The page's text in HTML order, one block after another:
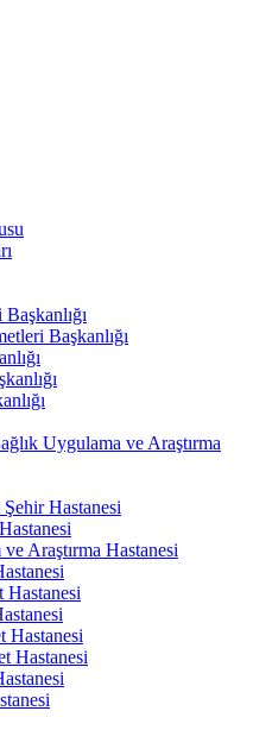
Başkanlığı
Uygulama ve Araştırma
Hastanesi
Araştırma Hastanesi
Hastanesi
Hastanesi